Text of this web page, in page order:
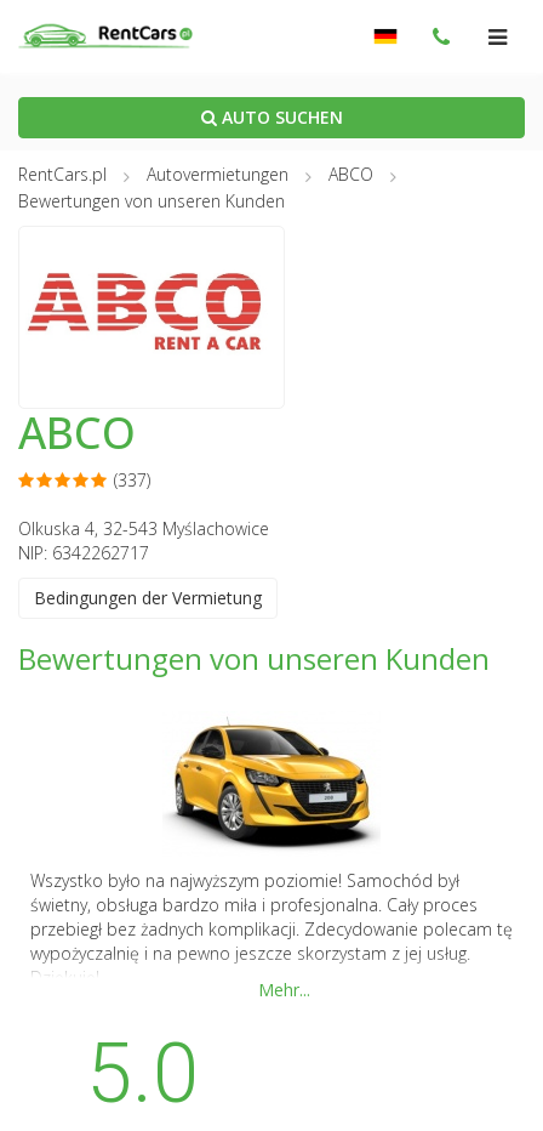
AUTO SUCHEN
RentCars.pl Autovermietungen
ABCO
Bewertungen von unseren Kunden
ABCO
(337)
Olkuska 4, 32-543 Myślachowice
NIP: 6342262717
Bedingungen der Vermietung
Bewertungen von unseren Kunden
Wszystko było na najwyższym poziomie! Samochód był
świetny, obsługa bardzo miła i profesjonalna. Cały proces
przebiegł bez żadnych komplikacji. Zdecydowanie polecam tę
wypożyczalnię i na pewno jeszcze skorzystam z jej usług.
Dziękuję!
Mehr...
5.0